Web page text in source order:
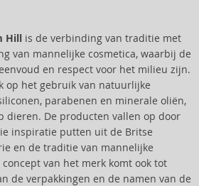
Hill is de verbinding van traditie met
van mannelijke cosmetica, waarbij de
en respect voor het milieu zijn.
op het gebruik van natuurlijke
parabenen en minerale oliën,
dieren. De producten vallen op door
inspiratie putten uit de Britse
en de traditie van mannelijke
van het merk komt ook tot
de verpakkingen en de namen van de